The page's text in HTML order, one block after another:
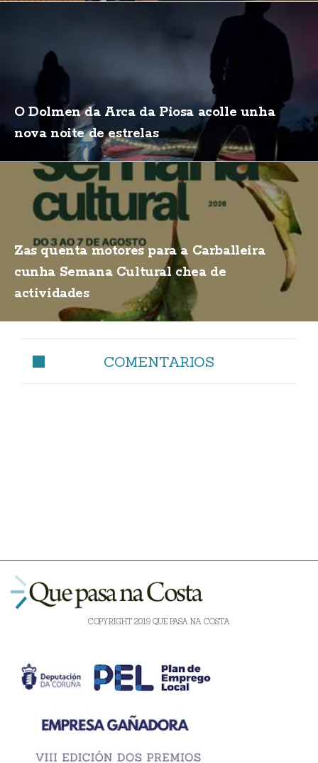
O Dolmen da Arca da Piosa acolle unha
nova noite de estrelas
Zas quenta motores para a Carballeira
cunha Semana Cultural chea de
actividades
COMENTARIOS
COPYRIGHT 2019 QUE PASA NA COSTA